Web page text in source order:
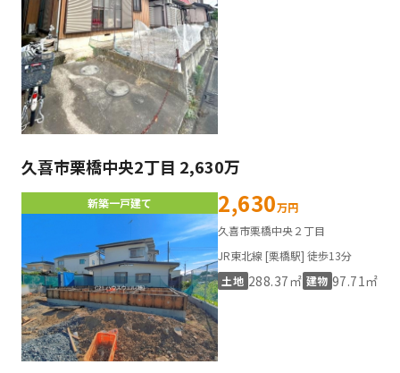
久喜市栗橋中央2丁目 2,630万
新築一戸建て 2,630万円
久喜市栗橋中央２丁目
JR東北線 [栗橋駅] 徒歩13分
土地 288.37㎡ 建物 97.71㎡